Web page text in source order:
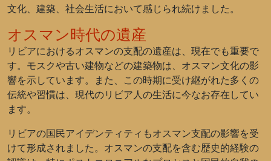
文化、建築、社会生活において感じられ続けました。
オスマン時代の遺産
リビアにおけるオスマンの支配の遺産は、現在でも重要で
す。モスクや古い建物などの建築物は、オスマン文化の影
響を示しています。また、この時期に受け継がれた多くの
伝統や習慣は、現代のリビア人の生活に今なお存在してい
ます。
リビアの国民アイデンティティもオスマン支配の影響を受
けて形成されました。オスマンの支配を含む歴史的経験の